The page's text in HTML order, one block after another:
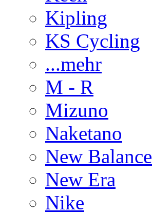
Kipling
KS Cycling
...mehr
M - R
Mizuno
Naketano
New Balance
New Era
Nike